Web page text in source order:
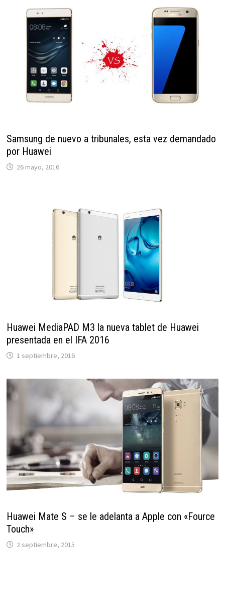
Samsung de nuevo a tribunales, esta vez demandado
por Huawei
26 mayo, 2016
Huawei MediaPAD M3 la nueva tablet de Huawei
presentada en el IFA 2016
1 septiembre, 2016
Huawei Mate S – se le adelanta a Apple con «Fource
Touch»
2 septiembre, 2015